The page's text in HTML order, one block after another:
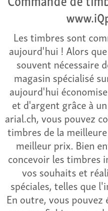
Les timbres sont
aujourd'hui ! Alors
souvent nécessaire
magasin spécialisé
aujourd'hui
et d'argent grâce à
arial.ch, vous pouvez
timbres de la
meilleur prix. Bien
concevoir les timbres
vos souhaits et
spéciales, telles que
En outre, vous